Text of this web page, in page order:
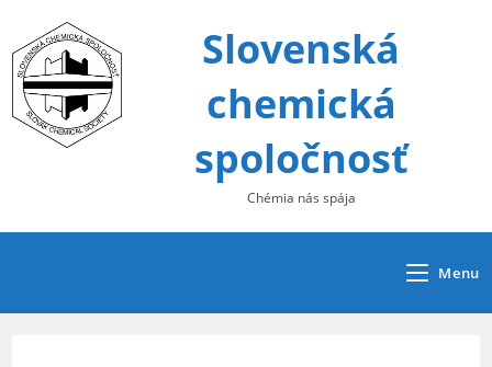
content
Slovenská
chemická
spoločnosť
Chémia nás spája
Menu